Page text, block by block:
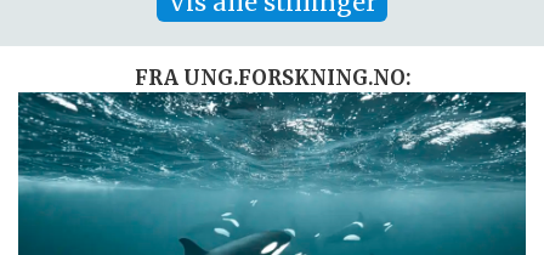
FRA UNG.FORSKNING.NO: